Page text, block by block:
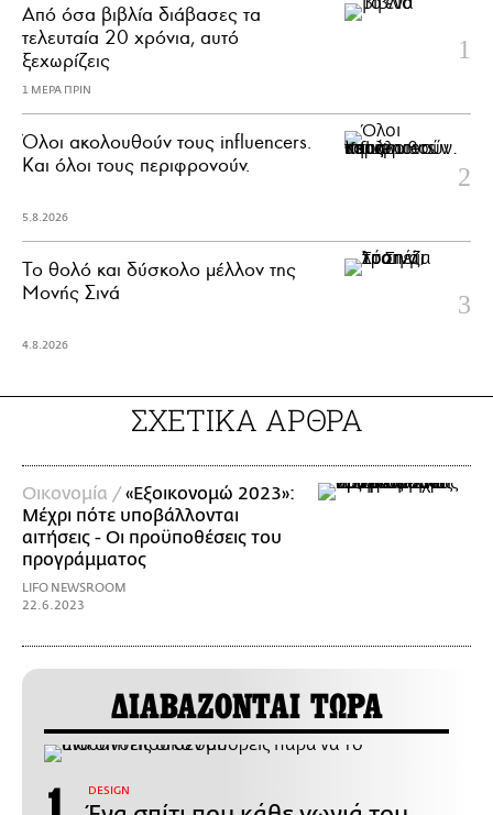
Από όσα βιβλία διάβασες τα
τελευταία 20 χρόνια, αυτό
ξεχωρίζεις
1 ΜΕΡΑ ΠΡΙΝ
Όλοι ακολουθούν τους influencers.
Και όλοι τους περιφρονούν.
5.8.2026
Το θολό και δύσκολο μέλλον της
Μονής Σινά
4.8.2026
ΣΧΕΤΙΚΑ ΑΡΘΡΑ
Οικονομία /«Εξοικονομώ 2023»:
Μέχρι πότε υποβάλλονται
αιτήσεις - Οι προϋποθέσεις του
προγράμματος
LIFO NEWSROOM
22.6.2023
ΔΙΑΒΑΖΟΝΤΑΙ ΤΩΡΑ
DESIGN